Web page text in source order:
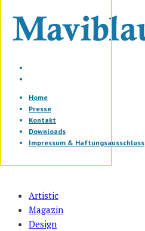
Home
Presse
Kontakt
Downloads
Impressum & Haftungsausschluss
Artistic
Magazin
Design